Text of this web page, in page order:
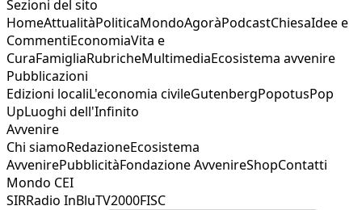
Sezioni del sito
HomeAttualitàPoliticaMondoAgoràPodcastChiesaIdee e
CommentiEconomiaVita e
CuraFamigliaRubricheMultimediaEcosistema avvenire
Pubblicazioni
Edizioni localiL'economia civileGutenbergPopotusPop
UpLuoghi dell'Infinito
Avvenire
Chi siamoRedazioneEcosistema
AvvenirePubblicitàFondazione AvvenireShopContatti
Mondo CEI
SIRRadio InBluTV2000FISC